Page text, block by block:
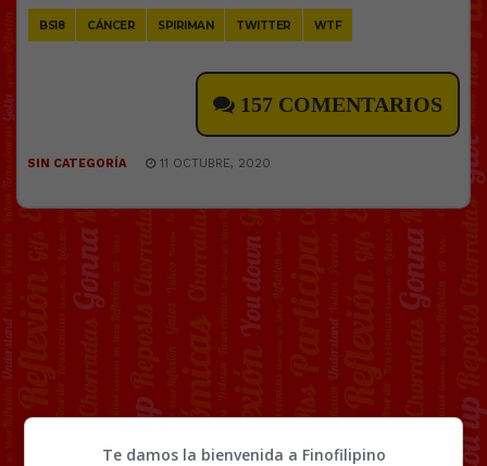
BS18 CÁNCER SPIRIMAN TWITTER WTF
157 COMENTARIOS
SIN CATEGORÍA 11 OCTUBRE, 2020
Te damos la bienvenida a Finofilipino